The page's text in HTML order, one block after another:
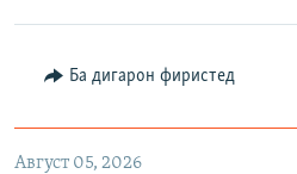
Ба дигарон фиристед
Август 05, 2026